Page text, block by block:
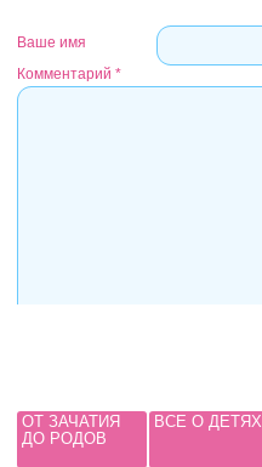
Ваше имя
Комментарий *
ОТ ЗАЧАТИЯ
ДО РОДОВ
ВСЕ О ДЕТЯХ